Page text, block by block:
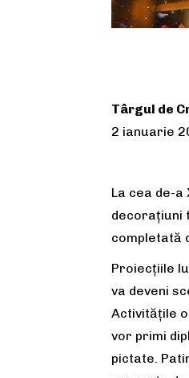
Târgul de
2 ianuarie
La cea de-
decorațiuni
completată
Proiecțiile
va deveni
Activitățile
vor primi
pictate.